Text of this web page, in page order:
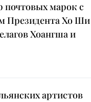
почтовых марок с
Президента Хо Ши
Хоангша и
артистов